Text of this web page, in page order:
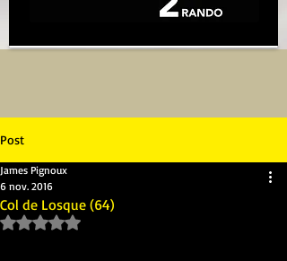
Post
Col de Losque (64)
James Pignoux
6 nov. 2016
Noté NaN étoiles sur 5.